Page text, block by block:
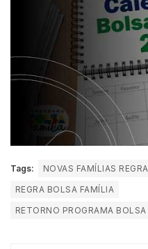
Tags:
NOVAS FAMÍLIAS
REGRA BOLSA FAMÍLIA
RETORNO PROGRAMA BOLSA